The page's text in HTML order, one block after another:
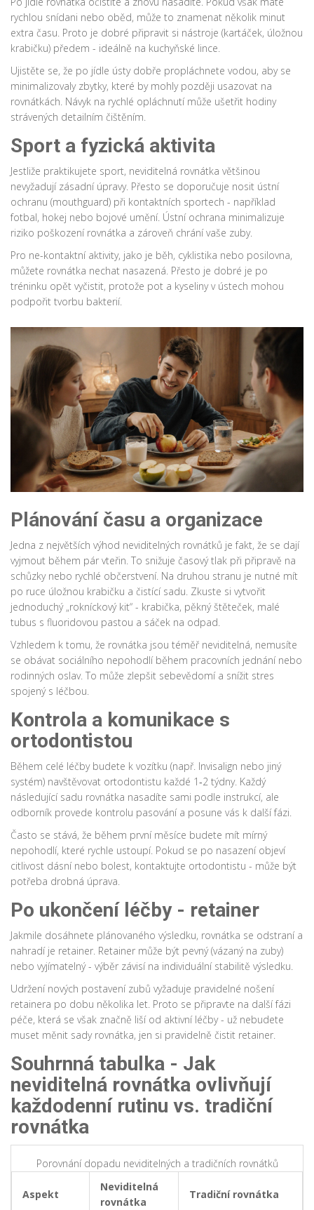
rychlou snídani nebo oběd, může to znamenat několik minut
extra času. Proto je dobré připravit si nástroje (kartáček, úložnou
krabičku) předem - ideálně na kuchyňské lince.
Ujistěte se, že po jídle ústy dobře propláchnete vodou, aby se
minimalizovaly zbytky, které by mohly později usazovat na
rovnátkách. Návyk na rychlé opláchnutí může ušetřit hodiny
strávených detailním čištěním.
Sport a fyzická aktivita
Jestliže praktikujete sport, neviditelná rovnátka většinou
nevyžadují zásadní úpravy. Přesto se doporučuje nosit ústní
ochranu (mouthguard) při kontaktních sportech - například
fotbal, hokej nebo bojové umění. Ústní ochrana minimalizuje
riziko poškození rovnátka a zároveň chrání vaše zuby.
Pro ne-kontaktní aktivity, jako je běh, cyklistika nebo posilovna,
můžete rovnátka nechat nasazená. Přesto je dobré je po
tréninku opět vyčistit, protože pot a kyseliny v ústech mohou
podpořit tvorbu bakterií.
Plánování času a organizace
Jedna z největších výhod neviditelných rovnátků je fakt, že se dají
vyjmout během pár vteřin. To snižuje časový tlak při připravě na
schůzky nebo rychlé občerstvení. Na druhou stranu je nutné mít
po ruce úložnou krabičku a čistící sadu. Zkuste si vytvořit
jednoduchý „rokníckový kit“ - krabička, pěkný štěteček, malé
tubus s fluoridovou pastou a sáček na odpad.
Vzhledem k tomu, že rovnátka jsou téměř neviditelná, nemusíte
se obávat sociálního nepohodlí během pracovních jednání nebo
rodinných oslav. To může zlepšit sebevědomí a snížit stres
spojený s léčbou.
Kontrola a komunikace s
ortodontistou
Během celé léčby budete k vozítku (např. Invisalign nebo jiný
systém) navštěvovat ortodontistu každé 1‑2 týdny. Každý
následující sadu rovnátka nasadíte sami podle instrukcí, ale
odborník provede kontrolu pasování a posune vás k další fázi.
Často se stává, že během první měsíce budete mít mírný
nepohodlí, které rychle ustoupí. Pokud se po nasazení objeví
citlivost dásní nebo bolest, kontaktujte ortodontistu - může být
potřeba drobná úprava.
Po ukončení léčby - retainer
Jakmile dosáhnete plánovaného výsledku, rovnátka se odstraní a
nahradí je retainer. Retainer může být pevný (vázaný na zuby)
nebo vyjímatelný - výběr závisí na individuální stabilitě výsledku.
Udržení nových postavení zubů vyžaduje pravidelné nošení
retainera po dobu několika let. Proto se připravte na další fázi
péče, která se však značně liší od aktivní léčby - už nebudete
muset měnit sady rovnátka, jen si pravidelně čistit retainer.
Souhrnná tabulka - Jak
neviditelná rovnátka ovlivňují
každodenní rutinu vs. tradiční
rovnátka
Porovnání dopadu neviditelných a tradičních rovnátků
Aspekt
Neviditelná
rovnátka
Tradiční rovnátka